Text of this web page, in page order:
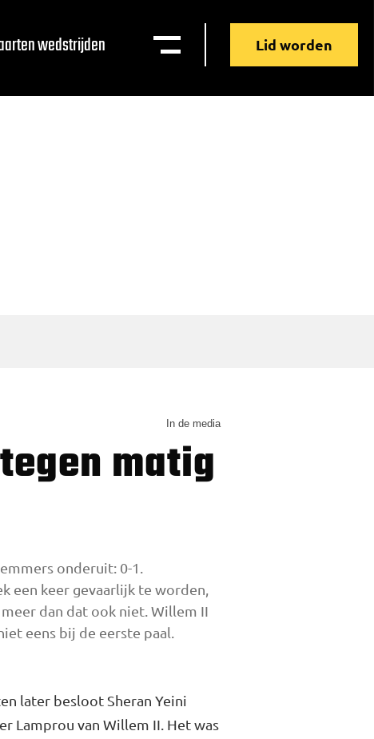
wedstrijden Lid worden
In de media
onderuit: 0-1.
een keer gevaarlijk te worden,
dan dat ook niet. Willem II
eens bij de eerste paal.
later besloot Sheran Yeini
Lamprou van Willem II. Het was